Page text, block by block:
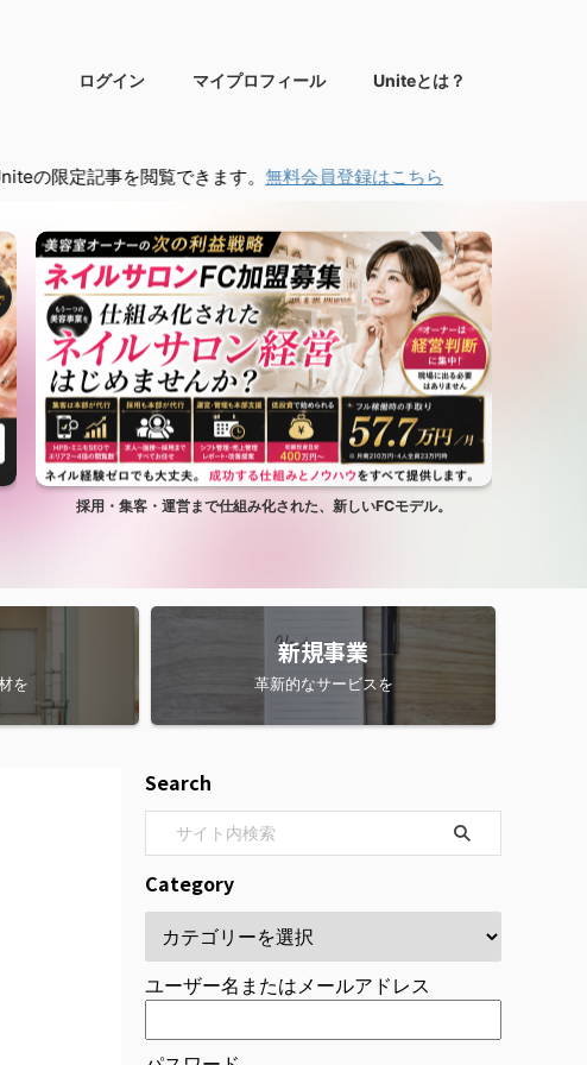
ログイン マイプロフィール Uniteとは？
閲覧できます。無料会員登録はこちら
採用・集客・運営まで仕組み化された、新しいFCモデル。
を
新規事業
革新的なサービスを
Search
Category
ユーザー名またはメールアドレス